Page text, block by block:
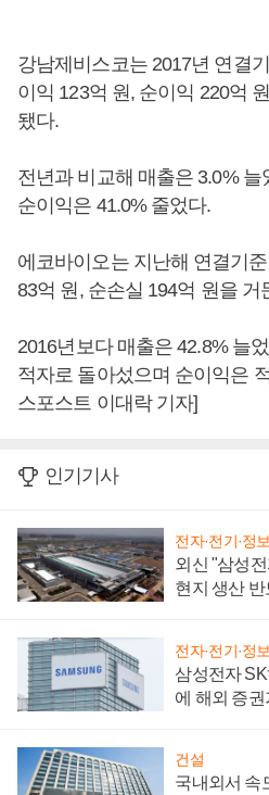
강남제비스코는 2017년 연결
이익 123억 원, 순이익 220억
됐다.
전년과 비교해 매출은 3.0%
순이익은 41.0% 줄었다.
에코바이오는 지난해 연결기
83억 원, 순손실 194억 원을
2016년보다 매출은 42.8% 늘
적자로 돌아섰으며 순이익은
스포스트 이대락 기자]
인기기사
전자·전기·정
외신 "삼성
현지 생산
전자·전기·정
삼성전자
에 해외 증
건설
국내외서 속